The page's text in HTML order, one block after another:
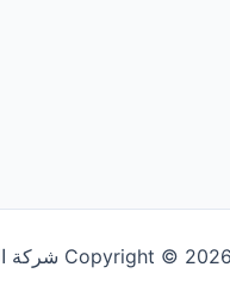
Copyright © 2026 شركة الكفاءه كلين | Powered by